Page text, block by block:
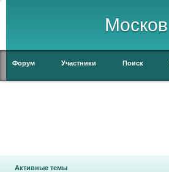
Москов
Форум Участники Поиск
Активные темы